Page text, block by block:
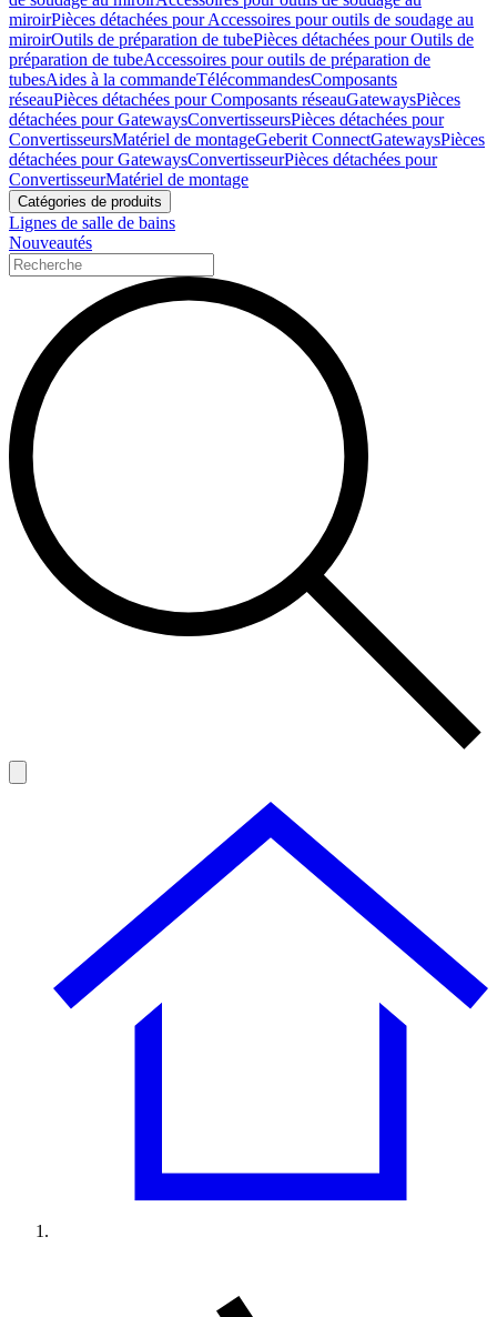
miroirPièces détachées pour Accessoires pour outils de soudage au
miroirOutils de préparation de tubePièces détachées pour Outils de
préparation de tubeAccessoires pour outils de préparation de
tubesAides à la commandeTélécommandesComposants
réseauPièces détachées pour Composants réseauGatewaysPièces
détachées pour GatewaysConvertisseursPièces détachées pour
ConvertisseursMatériel de montageGeberit ConnectGatewaysPièces
détachées pour GatewaysConvertisseurPièces détachées pour
ConvertisseurMatériel de montage
Catégories de produits
Lignes de salle de bains
Nouveautés